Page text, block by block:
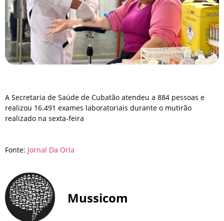
A Secretaria de Saúde de Cubatão atendeu a 884 pessoas e
realizou 16.491 exames laboratoriais durante o mutirão
realizado na sexta-feira
Fonte: Jornal Da Orla
Mussicom